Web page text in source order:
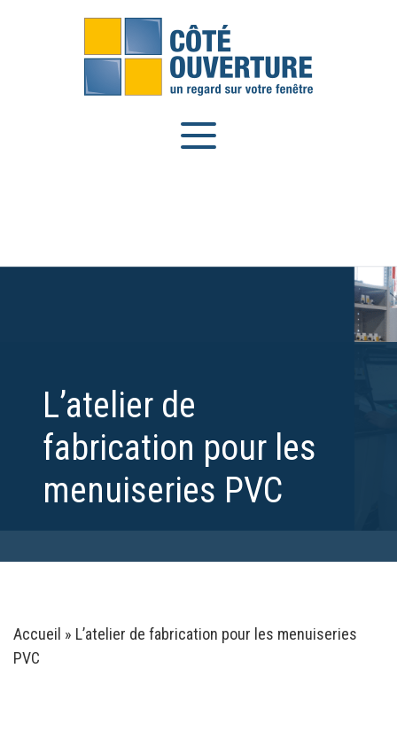
L’atelier de
fabrication pour les
menuiseries PVC
Accueil » L’atelier de fabrication pour les menuiseries
PVC